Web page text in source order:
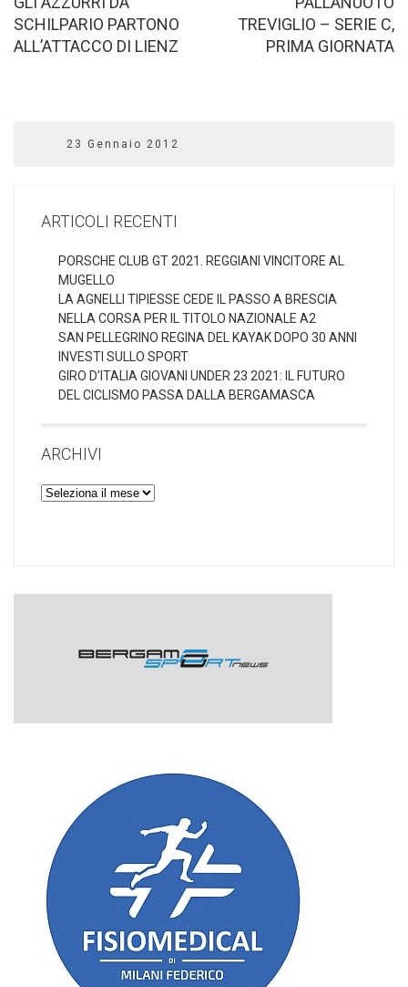
SCHILPARIO PARTONO
ALL’ATTACCO DI LIENZ
TREVIGLIO – SERIE C,
PRIMA GIORNATA
23 Gennaio 2012
ARTICOLI RECENTI
PORSCHE CLUB GT 2021. REGGIANI VINCITORE AL
MUGELLO
LA AGNELLI TIPIESSE CEDE IL PASSO A BRESCIA
NELLA CORSA PER IL TITOLO NAZIONALE A2
SAN PELLEGRINO REGINA DEL KAYAK DOPO 30 ANNI
INVESTI SULLO SPORT
GIRO D’ITALIA GIOVANI UNDER 23 2021: IL FUTURO
DEL CICLISMO PASSA DALLA BERGAMASCA
ARCHIVI
Archivi